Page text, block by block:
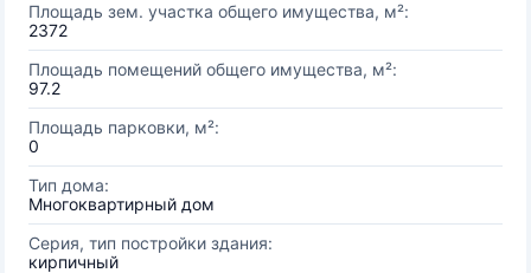
Площадь зем. участка общего имущества, м²:
2372
Площадь помещений общего имущества, м²:
97.2
Площадь парковки, м²:
0
Тип дома:
Многоквартирный дом
Серия, тип постройки здания:
кирпичный